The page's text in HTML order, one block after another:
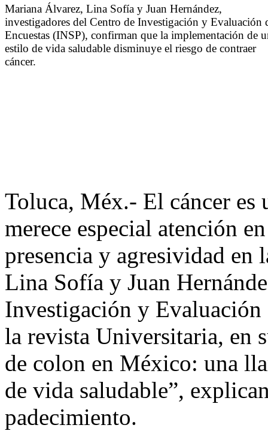
Mariana Álvarez, Lina Sofía y Juan Hernández,
investigadores del Centro de Investigación y Evaluación
Encuestas (INSP), confirman que la implementación de
estilo de vida saludable disminuye el riesgo de contraer
cáncer.
Toluca, Méx.- El cáncer es
merece especial atención
presencia y agresividad
Lina Sofía y Juan
Investigación y Evaluación
la revista Universitaria, en
de colon en México: una
de vida saludable”,
padecimiento.